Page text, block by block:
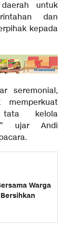
untuk
dan
kepada
seremonial,
tata kelola
ujar Andi
Warga